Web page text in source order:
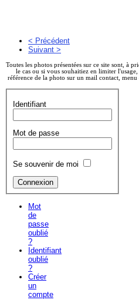
< Précédent
Suivant >
Toutes les photos présentées sur ce site sont, à
le cas ou si vous souhaitiez en limiter
référence de la photo sur un mail contact, menu
Identifiant
Mot de passe
Se souvenir de moi
Mot
de
passe
oublié
?
Identifiant
oublié
?
Créer
un
compte